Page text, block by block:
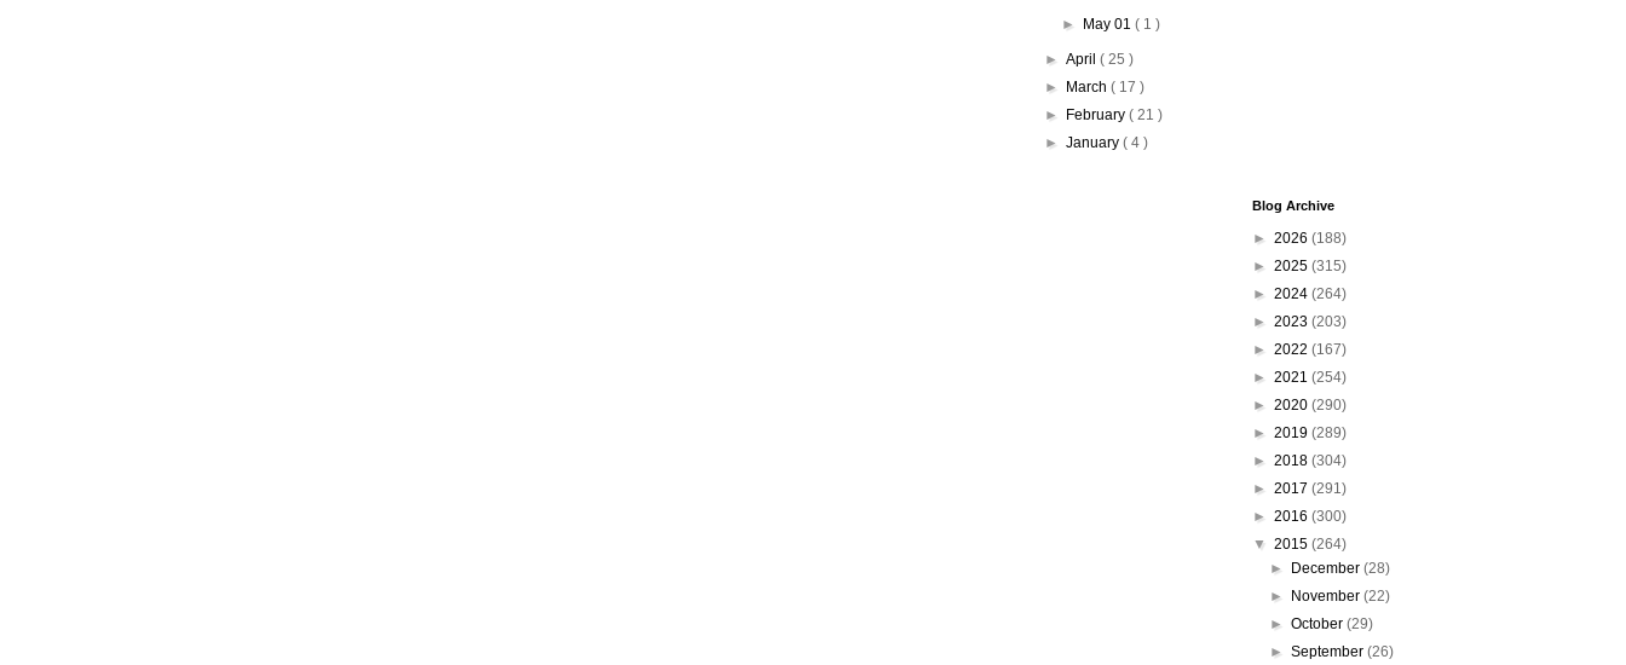
► May 01( 1 )
► April ( 25 )
►
March ( 17 )
►
February ( 21 )
► January ( 4 )
Blog Archive
► 2026 (188)
► 2025 (315)
► 2024 (264)
► 2023 (203)
► 2022 (167)
► 2021 (254)
► 2020 (290)
► 2019 (289)
► 2018 (304)
► 2017 (291)
► 2016 (300)
▼ 2015 (264)
►
December (28)
►
November (22)
► October (29)
► September (26)